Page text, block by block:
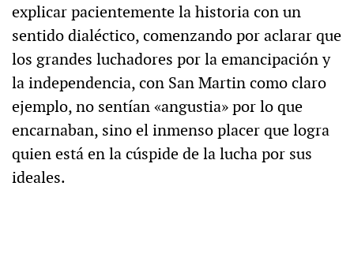
explicar pacientemente la historia con un
sentido dialéctico, comenzando por aclarar que
los grandes luchadores por la emancipación y
la independencia, con San Martin como claro
ejemplo, no sentían «angustia» por lo que
encarnaban, sino el inmenso placer que logra
quien está en la cúspide de la lucha por sus
ideales.